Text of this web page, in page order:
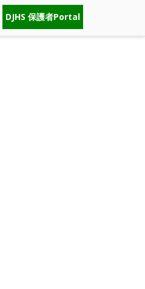
DJHS 保護者Portal